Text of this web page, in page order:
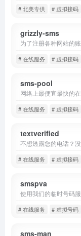
# 北美专供 # 虚拟接码
grizzly-sms
# 在线服务 # 虚拟接码
sms-pool
# 在线服务 # 虚拟接码
textverified
# 在线服务 # 虚拟接码
smspva
# 在线服务 # 虚拟号码
sms-man